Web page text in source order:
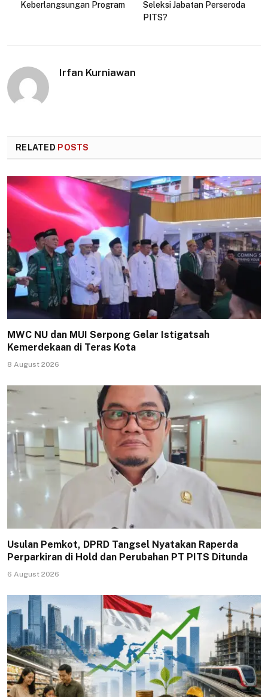
Keberlangsungan Program
Seleksi Jabatan Perseroda
PITS?
Irfan Kurniawan
RELATED POSTS
MWC NU dan MUI Serpong Gelar Istigatsah
Kemerdekaan di Teras Kota
8 August 2026
Usulan Pemkot, DPRD Tangsel Nyatakan Raperda
Perparkiran di Hold dan Perubahan PT PITS Ditunda
6 August 2026